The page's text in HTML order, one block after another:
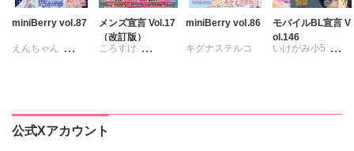
miniBerry vol.87
えんちゃん
蒼椅哉方
メンズ宣言 Vol.17
（改訂版）
ころすけ
孫陽州
miniBerry vol.86
キグナステルコ
モバイルBL宣言 V
ol.146
いけがみ小5
公式Xアカウント